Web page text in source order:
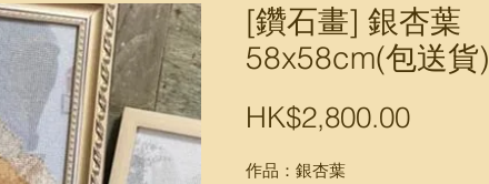
[鑽石畫] 銀杏葉
58x58cm(包送貨)
HK$2,800.00價
作品：銀杏葉